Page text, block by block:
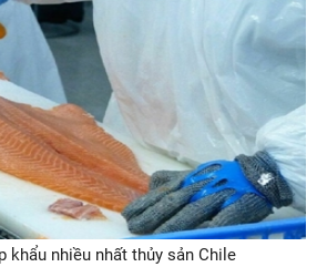
khẩu nhiều nhất thủy sản Chile